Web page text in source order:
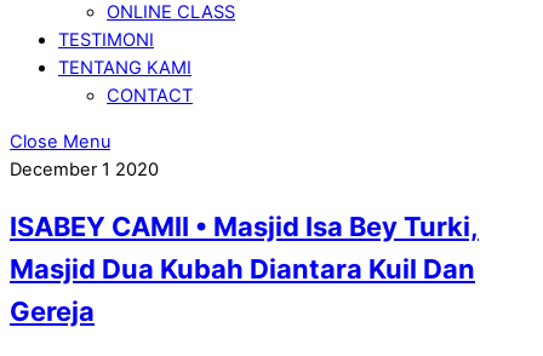
ONLINE CLASS
TESTIMONI
TENTANG KAMI
CONTACT
Close Menu
December 1 2020
ISABEY CAMII • Masjid Isa Bey Turki,
Masjid Dua Kubah Diantara Kuil Dan
Gereja